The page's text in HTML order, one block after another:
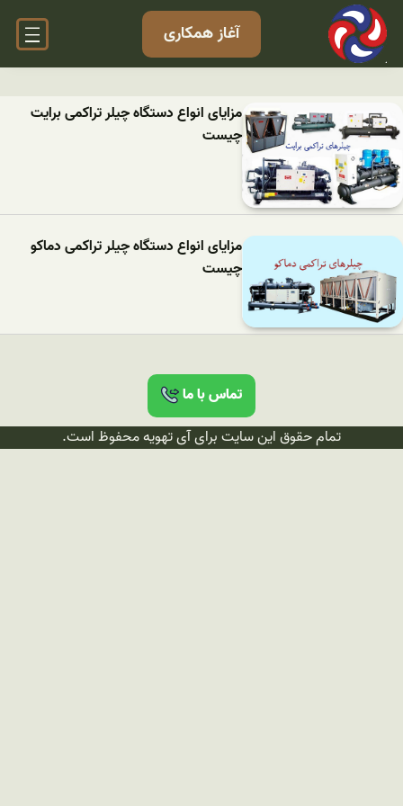
آغاز همکاری
مزایای انواع دستگاه چیلر تراکمی برایت
چیست
مزایای انواع دستگاه چیلر تراکمی دماکو
چیست
تماس با ما
تمام حقوق این سایت برای آی تهویه محفوظ است.